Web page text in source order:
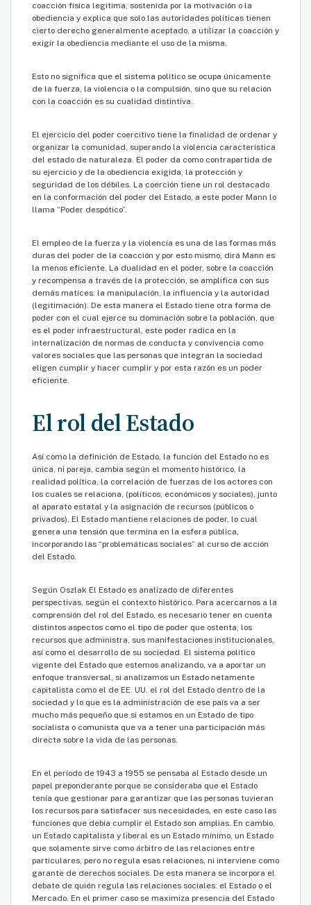
coacción física legitima, sostenida por la motivación o la
obediencia y explica que solo las autoridades políticas tienen
cierto derecho generalmente aceptado, a utilizar la coacción y
exigir la obediencia mediante el uso de la misma.
Esto no significa que el sistema político se ocupa únicamente
de la fuerza, la violencia o la compulsión, sino que su relación
con la coacción es su cualidad distintiva.
El ejercicio del poder coercitivo tiene la finalidad de ordenar y
organizar la comunidad, superando la violencia característica
del estado de naturaleza. El poder da como contrapartida de
su ejercicio y de la obediencia exigida, la protección y
seguridad de los débiles. La coerción tiene un rol destacado
en la conformación del poder del Estado, a este poder Mann lo
llama “Poder despótico”.
El empleo de la fuerza y la violencia es una de las formas más
duras del poder de la coacción y por esto mismo, dirá Mann es
la menos eficiente. La dualidad en el poder, sobre la coacción
y recompensa a través de la protección, se amplifica con sus
demás matices: la manipulación, la influencia y la autoridad
(legitimación). De esta manera el Estado tiene otra forma de
poder con el cual ejerce su dominación sobre la población, que
es el poder infraestructural, este poder radica en la
internalización de normas de conducta y convivencia como
valores sociales que las personas que integran la sociedad
eligen cumplir y hacer cumplir y por esta razón es un poder
eficiente.
El rol del Estado
Así como la definición de Estado, la función del Estado no es
única, ni pareja, cambia según el momento histórico, la
realidad política, la correlación de fuerzas de los actores con
los cuales se relaciona, (políticos, económicos y sociales), junto
al aparato estatal y la asignación de recursos (públicos o
privados). El Estado mantiene relaciones de poder, lo cual
genera una tensión que termina en la esfera pública,
incorporando las “problemáticas sociales” al curso de acción
del Estado.
Según Oszlak El Estado es analizado de diferentes
perspectivas, según el contexto histórico. Para acercarnos a la
comprensión del rol del Estado, es necesario tener en cuenta
distintos aspectos como el tipo de poder que ostenta, los
recursos que administra, sus manifestaciones institucionales,
así como el desarrollo de su sociedad. El sistema político
vigente del Estado que estemos analizando, va a aportar un
enfoque transversal, si analizamos un Estado netamente
capitalista como el de EE. UU. el rol del Estado dentro de la
sociedad y lo que es la administración de ese país va a ser
mucho más pequeño que si estamos en un Estado de tipo
socialista o comunista que va a tener una participación más
directa sobre la vida de las personas.
En el período de 1943 a 1955 se pensaba al Estado desde un
papel preponderante porque se consideraba que el Estado
tenía que gestionar para garantizar que las personas tuvieran
los recursos para satisfacer sus necesidades, en este caso las
funciones que debía cumplir el Estado son amplias. En cambio,
un Estado capitalista y liberal es un Estado mínimo, un Estado
que solamente sirve como árbitro de las relaciones entre
particulares, pero no regula esas relaciones, ni interviene como
garante de derechos sociales. De esta manera se incorpora el
debate de quién regula las relaciones sociales: el Estado o el
Mercado. En el primer caso se maximiza presencia del Estado